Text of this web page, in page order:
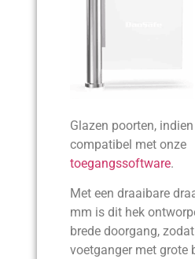
Glazen poorten,
compatibel met onze
toegangssoftware.
Met een draaibare
mm is dit hek
brede doorgang,
voetganger met grote